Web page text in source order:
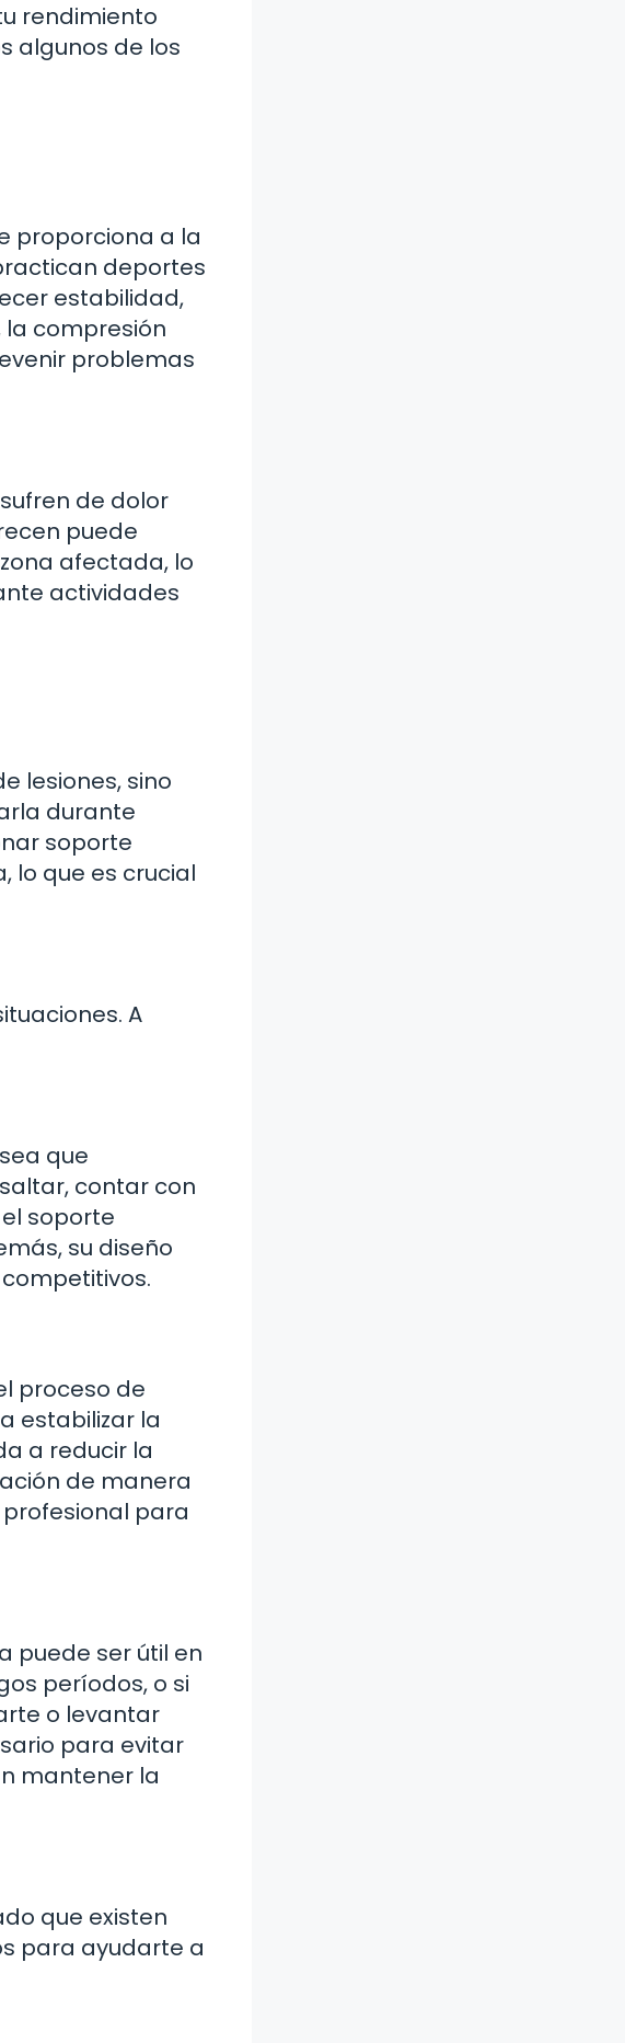
rendimiento
algunos de los
proporciona a la
deportes
estabilidad,
la compresión
problemas
de dolor
puede
afectada, lo
actividades
lesiones, sino
durante
soporte
lo que es crucial
A
que
contar con
soporte
su diseño
proceso de
estabilizar la
a reducir la
de manera
para
puede ser útil en
períodos, o si
o levantar
para evitar
mantener la
que existen
para ayudarte a